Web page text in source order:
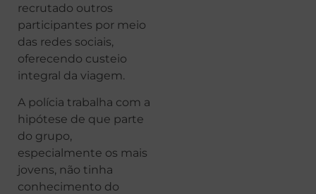
recrutado outros
participantes por meio
das redes sociais,
oferecendo custeio
integral da viagem.
A polícia trabalha com a
hipótese de que parte
do grupo,
especialmente os mais
jovens, não tinha
conhecimento do